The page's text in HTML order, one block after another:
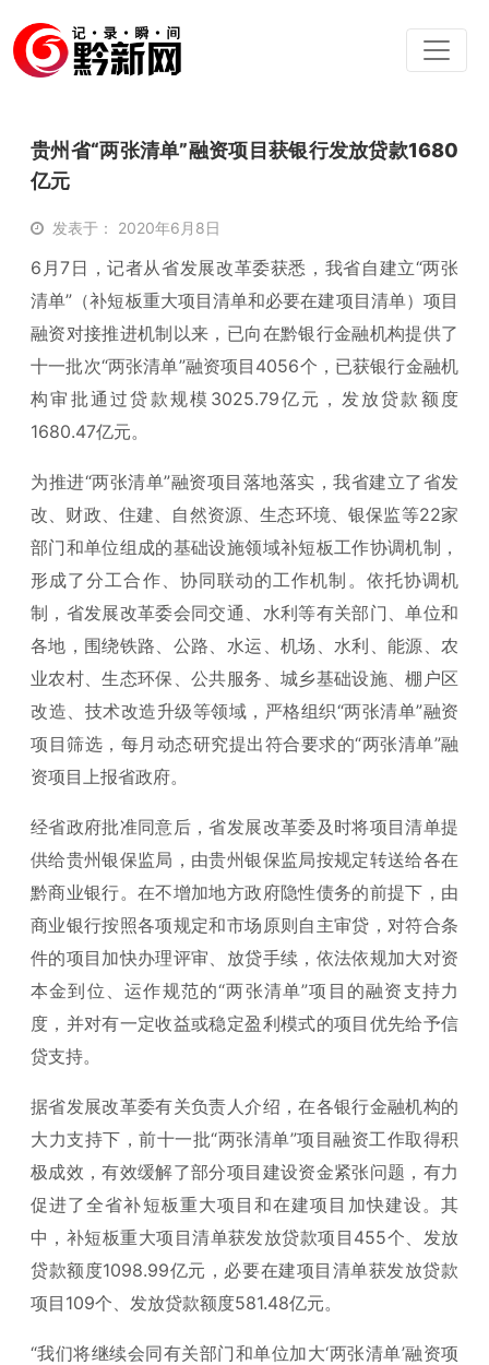
贵州省“两张清单”融资项目获银行发放贷款1680
亿元
发表于： 2020年6月8日
6月7日，记者从省发展改革委获悉，我省自建立“两张
清单”（补短板重大项目清单和必要在建项目清单）项目
融资对接推进机制以来，已向在黔银行金融机构提供了
十一批次“两张清单”融资项目4056个，已获银行金融机
构审批通过贷款规模3025.79亿元，发放贷款额度
1680.47亿元。
为推进“两张清单”融资项目落地落实，我省建立了省发
改、财政、住建、自然资源、生态环境、银保监等22家
部门和单位组成的基础设施领域补短板工作协调机制，
形成了分工合作、协同联动的工作机制。依托协调机
制，省发展改革委会同交通、水利等有关部门、单位和
各地，围绕铁路、公路、水运、机场、水利、能源、农
业农村、生态环保、公共服务、城乡基础设施、棚户区
改造、技术改造升级等领域，严格组织“两张清单”融资
项目筛选，每月动态研究提出符合要求的“两张清单”融
资项目上报省政府。
经省政府批准同意后，省发展改革委及时将项目清单提
供给贵州银保监局，由贵州银保监局按规定转送给各在
黔商业银行。在不增加地方政府隐性债务的前提下，由
商业银行按照各项规定和市场原则自主审贷，对符合条
件的项目加快办理评审、放贷手续，依法依规加大对资
本金到位、运作规范的“两张清单”项目的融资支持力
度，并对有一定收益或稳定盈利模式的项目优先给予信
贷支持。
据省发展改革委有关负责人介绍，在各银行金融机构的
大力支持下，前十一批“两张清单”项目融资工作取得积
极成效，有效缓解了部分项目建设资金紧张问题，有力
促进了全省补短板重大项目和在建项目加快建设。其
中，补短板重大项目清单获发放贷款项目455个、发放
贷款额度1098.99亿元，必要在建项目清单获发放贷款
项目109个、发放贷款额度581.48亿元。
“我们将继续会同有关部门和单位加大‘两张清单’融资项